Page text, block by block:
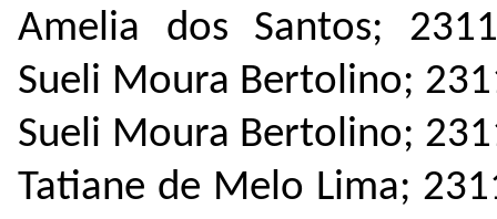
Amelia dos Santos;
Sueli Moura Bertolino;
Sueli Moura Bertolino;
Tatiane de Melo Lima;